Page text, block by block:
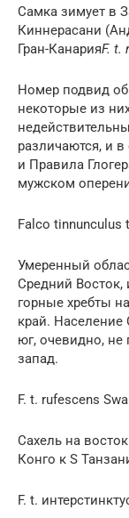
Самка зимует в
Киннерасани
Гран-КанарияF. t.
Номер подвид
некоторые из
различаются, и
и Правила
мужском
Falco tinnunculus
Умеренный
Средний Восток,
горные хребты
край.
юг, очевидно, не
запад.
F. t. rufescens
Сахель на
Конго к S
F. t.